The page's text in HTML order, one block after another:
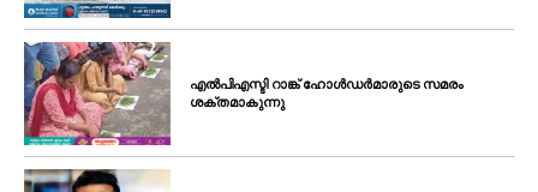
എൽപിഎസ്ടി റാങ്ക് ഹോൾഡർമാരുടെ സമരം
ശക്തമാകുന്നു